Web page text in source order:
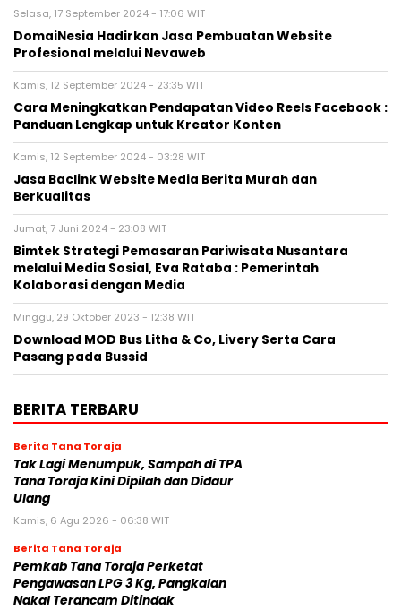
Selasa, 17 September 2024 - 17:06 WIT
DomaiNesia Hadirkan Jasa Pembuatan Website
Profesional melalui Nevaweb
Kamis, 12 September 2024 - 23:35 WIT
Cara Meningkatkan Pendapatan Video Reels Facebook :
Panduan Lengkap untuk Kreator Konten
Kamis, 12 September 2024 - 03:28 WIT
Jasa Baclink Website Media Berita Murah dan
Berkualitas
Jumat, 7 Juni 2024 - 23:08 WIT
Bimtek Strategi Pemasaran Pariwisata Nusantara
melalui Media Sosial, Eva Rataba : Pemerintah
Kolaborasi dengan Media
Minggu, 29 Oktober 2023 - 12:38 WIT
Download MOD Bus Litha & Co, Livery Serta Cara
Pasang pada Bussid
BERITA TERBARU
Berita Tana Toraja
Tak Lagi Menumpuk, Sampah di TPA
Tana Toraja Kini Dipilah dan Didaur
Ulang
Kamis, 6 Agu 2026 - 06:38 WIT
Berita Tana Toraja
Pemkab Tana Toraja Perketat
Pengawasan LPG 3 Kg, Pangkalan
Nakal Terancam Ditindak